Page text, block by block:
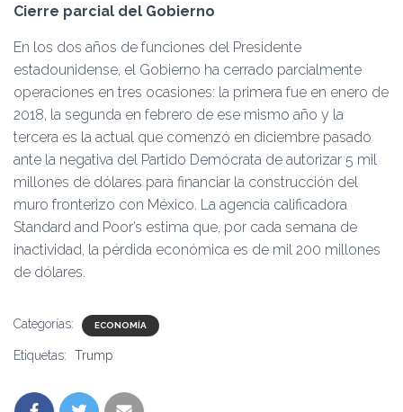
Cierre parcial del Gobierno
En los dos años de funciones del Presidente
estadounidense, el Gobierno ha cerrado parcialmente
operaciones en tres ocasiones: la primera fue en enero de
2018, la segunda en febrero de ese mismo año y la
tercera es la actual que comenzó en diciembre pasado
ante la negativa del Partido Demócrata de autorizar 5 mil
millones de dólares para financiar la construcción del
muro fronterizo con México. La agencia calificadora
Standard and Poor’s estima que, por cada semana de
inactividad, la pérdida económica es de mil 200 millones
de dólares.
Categorías: ECONOMÍA
Etiquetas: Trump